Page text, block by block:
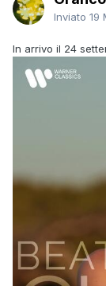
Inviato 19
In arrivo il 24